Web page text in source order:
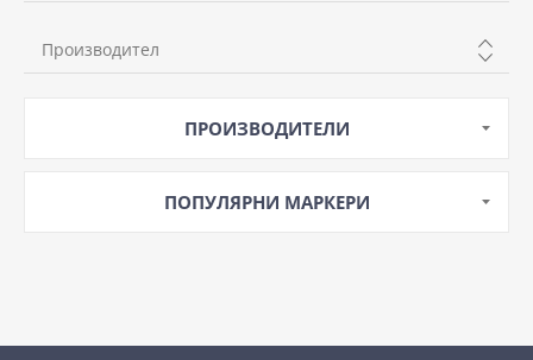
студена
Производител
ПРОИЗВОДИТЕЛИ
ПОПУЛЯРНИ МАРКЕРИ